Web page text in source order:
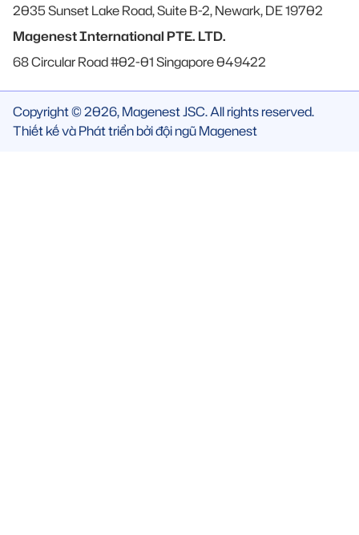
2035 Sunset Lake Road, Suite B-2, Newark, DE 19702
Magenest International PTE. LTD.
68 Circular Road #02-01 Singapore 049422
Copyright © 2026, Magenest JSC. All rights reserved.
Thiết kế và Phát triển bởi đội ngũ Magenest